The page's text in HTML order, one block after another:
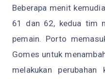
Beberapa menit
61 dan 62, kedua tim
pemain. Porto
Gomes untuk
melakukan